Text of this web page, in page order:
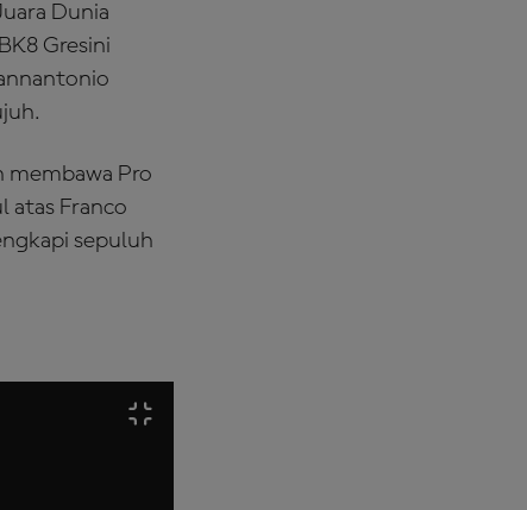
Dunia
Gresini
membawa Pro
atas Franco
sepuluh